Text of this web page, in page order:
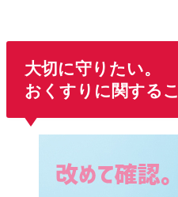
大切に守りたい。
おくすりに関する